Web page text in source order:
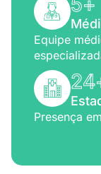
Equipe
24
Presença